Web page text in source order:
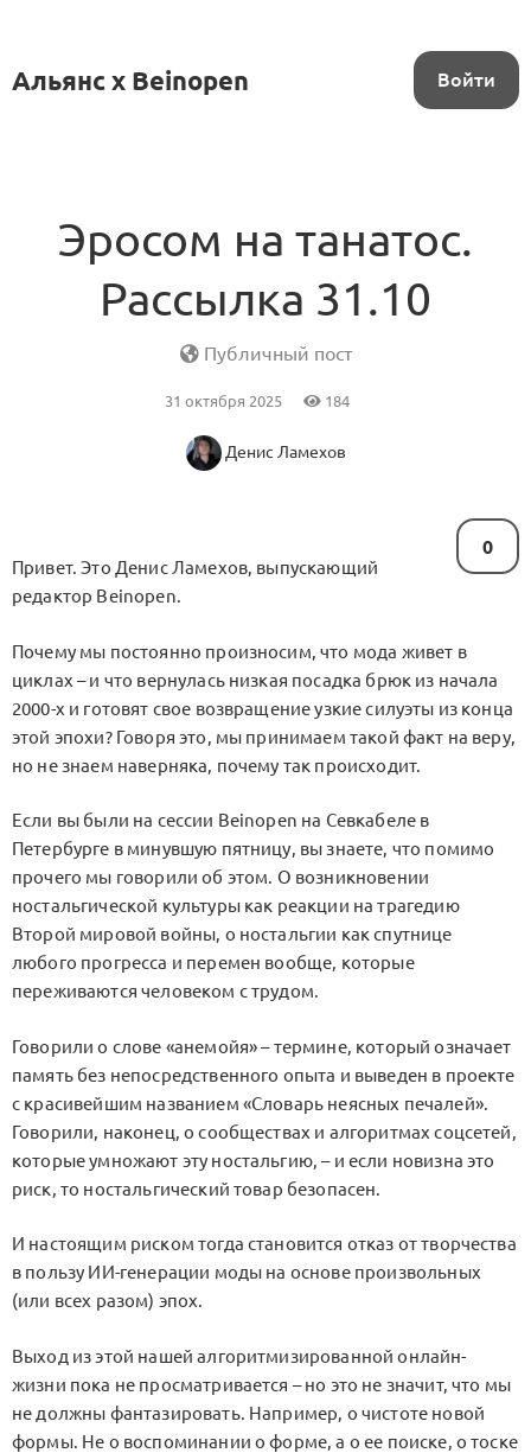
Альянс x Beinopen Войти
Эросом на танатос.
Рассылка 31.10
Публичный пост
31 октября 2025 184
Денис Ламехов
0
Привет. Это Денис Ламехов, выпускающий
редактор Beinopen.
Почему мы постоянно произносим, что мода живет в
циклах – и что вернулась низкая посадка брюк из начала
2000-х и готовят свое возвращение узкие силуэты из конца
этой эпохи? Говоря это, мы принимаем такой факт на веру,
но не знаем наверняка, почему так происходит.
Если вы были на сессии Beinopen на Севкабеле в
Петербурге в минувшую пятницу, вы знаете, что помимо
прочего мы говорили об этом. О возникновении
ностальгической культуры как реакции на трагедию
Второй мировой войны, о ностальгии как спутнице
любого прогресса и перемен вообще, которые
переживаются человеком с трудом.
Говорили о слове «анемойя» – термине, который означает
память без непосредственного опыта и выведен в проекте
с красивейшим названием «Словарь неясных печалей».
Говорили, наконец, о сообществах и алгоритмах соцсетей,
которые умножают эту ностальгию, – и если новизна это
риск, то ностальгический товар безопасен.
И настоящим риском тогда становится отказ от творчества
в пользу ИИ-генерации моды на основе произвольных
(или всех разом) эпох.
Выход из этой нашей алгоритмизированной онлайн-
жизни пока не просматривается – но это не значит, что мы
не должны фантазировать. Например, о чистоте новой
формы. Не о воспоминании о форме, а о ее поиске, о тоске